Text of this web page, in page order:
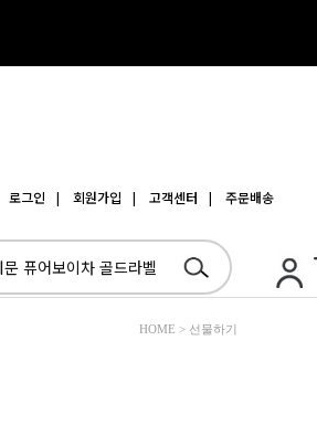
로그인 | 회원가입 | 고객센터 | 주문배송
HOME > 선물하기